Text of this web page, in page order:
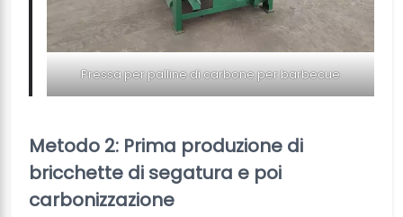
Pressa per palline di carbone per barbecue
Metodo 2: Prima produzione di
bricchette di segatura e poi
carbonizzazione